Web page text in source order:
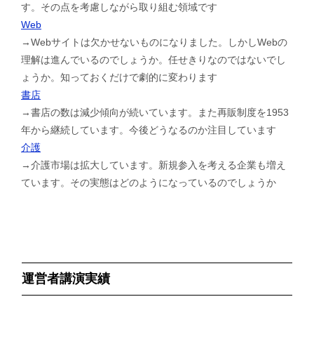
す。その点を考慮しながら取り組む領域です
Web
→Webサイトは欠かせないものになりました。しかしWebの
理解は進んでいるのでしょうか。任せきりなのではないでし
ょうか。知っておくだけで劇的に変わります
書店
→書店の数は減少傾向が続いています。また再販制度を1953
年から継続しています。今後どうなるのか注目しています
介護
→介護市場は拡大しています。新規参入を考える企業も増え
ています。その実態はどのようになっているのでしょうか
運営者講演実績